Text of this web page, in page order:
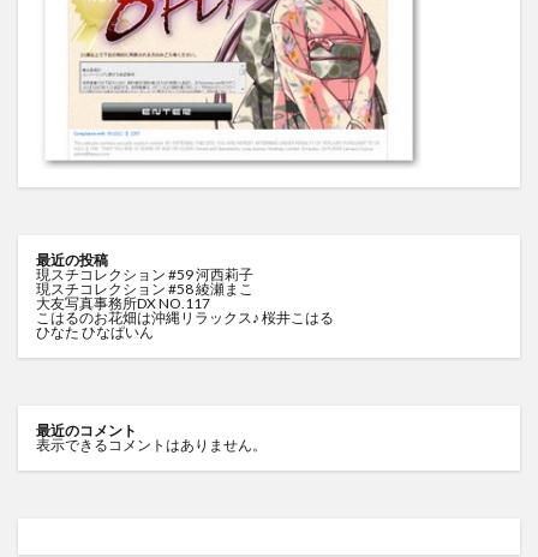
最近の投稿
現スチコレクション #59 河西莉子
現スチコレクション #58 綾瀬まこ
大友写真事務所DX NO.117
こはるのお花畑は沖縄リラックス♪ 桜井こはる
ひなた ひなぱいん
最近のコメント
表示できるコメントはありません。